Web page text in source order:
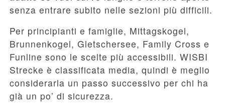
senza entrare subito nelle sezioni più difficili.
Per principianti e famiglie, Mittagskogel,
Brunnenkogel, Gletschersee, Family Cross e
Funline sono le scelte più accessibili. WISBI
Strecke è classificata media, quindi è meglio
considerarla un passo successivo per chi ha
già un po’ di sicurezza.